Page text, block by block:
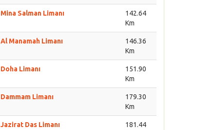
Mina Salman Limanı
142.64
Km
Al Manamah Limanı
146.36
Km
Doha Limanı
151.90
Km
Dammam Limanı
179.30
Km
Jazirat Das Limanı
181.44